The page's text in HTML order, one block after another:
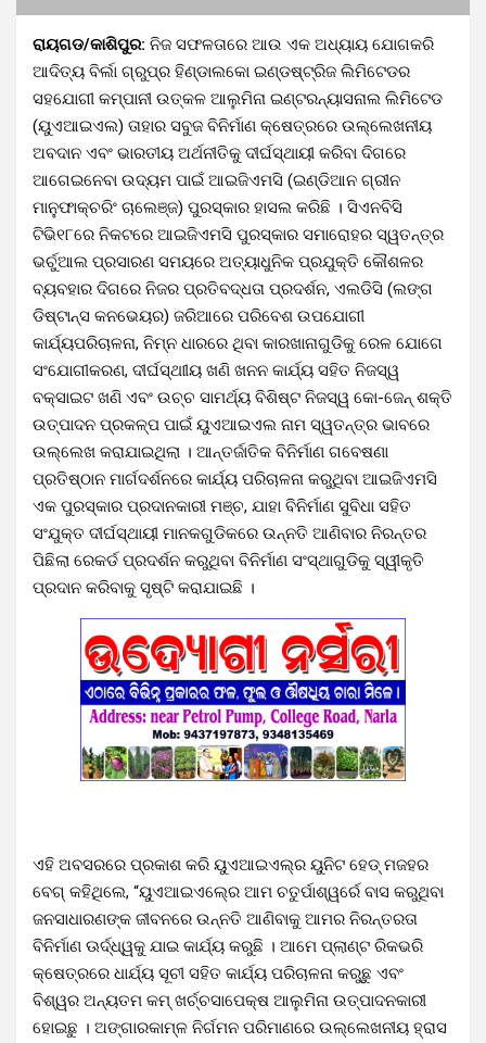
ରାୟଗଡ/କାଶିପୁର: ନିଜ ସଫଳତାରେ ଆଉ ଏକ ଅଧ୍ୟାୟ ଯୋଗକରି
ଆଦିତ୍ୟ ବିର୍ଲା ଗ୍ରୁପ୍‍ର ହିଣ୍ଡାଲକୋ ଇଣ୍ଡଷ୍ଟ୍ରିଜ ଲିମିଟେଡର
ସହଯୋଗୀ କମ୍ପାନୀ ଉତ୍କଳ ଆଲୁମିନା ଇଣ୍ଟରନ୍ୟାସନାଲ ଲିମିଟେଡ
(ୟୁଏଆଇଏଲ) ତାହାର ସବୁଜ ବିନିର୍ମାଣ କ୍ଷେତ୍ରରେ ଉଲ୍ଲେଖନୀୟ
ଅବଦାନ ଏବଂ ଭାରତୀୟ ଅର୍ଥନୀତିକୁ ଦୀର୍ଘସ୍ଥାୟୀ କରିବା ଦିଗରେ
ଆଗେଇନେବା ଉଦ୍ୟମ ପାଇଁ ଆଇଜିଏମସି (ଇଣ୍ଡିଆନ ଗ୍ରୀନ
ମାନୁଫାକ୍‍ଚରିଂ ଚାଲେଞ୍ଜ) ପୁରସ୍କାର ହାସଲ କରିଛି । ସିଏନବିସି
ଟିଭି୧୮ରେ ନିକଟରେ ଆଇଜିଏମସି ପୁରସ୍କାର ସମାରୋହର ସ୍ୱତନ୍ତ୍ର
ଭର୍ଚୁଆଲ ପ୍ରସାରଣ ସମୟରେ ଅତ୍ୟାଧୁନିକ ପ୍ରଯୁକ୍ତି କୌଶଳର
ବ୍ୟବହାର ଦିଗରେ ନିଜର ପ୍ରତିବଦ୍ଧତା ପ୍ରଦର୍ଶନ, ଏଲଡିସି (ଲଙ୍ଗ
ଡିଷ୍ଟାନ୍ସ କନଭେୟର) ଜରିଆରେ ପରିବେଶ ଉପଯୋଗୀ
କାର୍ଯ୍ୟପରିଚାଳନା, ନିମ୍ନ ଧାରରେ ଥିବା କାରଖାନାଗୁଡିକୁ ରେଳ ଯୋଗେ
ସଂଯୋଗୀକରଣ, ଦୀର୍ଘସ୍ଥାୀୟ ଖଣି ଖନନ କାର୍ଯ୍ୟ ସହିତ ନିଜସ୍ୱ
ବକ୍ସାଇଟ ଖଣି ଏବଂ ଉଚ୍ଚ ସାମର୍ଥ୍ୟ ବିଶିଷ୍ଟ ନିଜସ୍ୱ କୋ-ଜେନ୍‍ ଶକ୍ତି
ଉତ୍ପାଦନ ପ୍ରକଳ୍ପ ପାଇଁ ୟୁଏଆଇଏଲ ନାମ ସ୍ୱତନ୍ତ୍ର ଭାବରେ
ଉଲ୍ଲେଖ କରାଯାଇଥିଲା । ଆନ୍ତର୍ଜାତିକ ବିନିର୍ମାଣ ଗବେଷଣା
ପ୍ରତିଷ୍ଠାନ ମାର୍ଗଦର୍ଶନରେ କାର୍ଯ୍ୟ ପରିଚାଳନା କରୁଥିବା ଆଇଜିଏମସି
ଏକ ପୁରସ୍କାର ପ୍ରଦାନକାରୀ ମଞ୍ଚ, ଯାହା ବିନିର୍ମାଣ ସୁବିଧା ସହିତ
ସଂଯୁକ୍ତ ଦୀର୍ଘସ୍ଥାୟୀ ମାନକଗୁଡିକରେ ଉନ୍ନତି ଆଣିବାର ନିରନ୍ତର
ପିଛିଲା ରେକର୍ଡ ପ୍ରଦର୍ଶନ କରୁଥିବା ବିନିର୍ମାଣ ସଂସ୍ଥାଗୁଡିକୁ ସ୍ୱୀକୃତି
ପ୍ରଦାନ କରିବାକୁ ସୃଷ୍ଟି କରାଯାଇଛି ।
ଏହି ଅବସରରେ ପ୍ରକାଶ କରି ୟୁଏଆଇଏଲ୍‍ର ୟୁନିଟ ହେଡ୍‍ ମଜହର
ବେଗ୍‍ କହିଥିଲେ, “ୟୁଏଆଇଏଲ୍‍ରେ ଆମ ଚତୁର୍ପାଶ୍ୱର୍ରେ ବାସ କରୁଥିବା
ଜନସାଧାରଣଙ୍କ ଜୀବନରେ ଉନ୍ନତି ଆଣିବାକୁ ଆମର ନିରନ୍ତରତା
ବିନିର୍ମାଣ ଊର୍ଦ୍ଧ୍ୱକୁ ଯାଇ କାର୍ଯ୍ୟ କରୁଛି । ଆମେ ପ୍ଲାଣ୍ଟ ରିକଭରି
କ୍ଷେତ୍ରରେ ଧାର୍ଯ୍ୟ ସୂଚୀ ସହିତ କାର୍ଯ୍ୟ ପରିଚାଳନା କରୁଛୁ ଏବଂ
ବିଶ୍ୱର ଅନ୍ୟତମ କମ୍‍ ଖର୍ଚ୍ଚସାପେକ୍ଷ ଆଲୁମିନା ଉତ୍ପାଦନକାରୀ
ହୋଇଛୁ । ଅଙ୍ଗାରକାମ୍ଳ ନିର୍ଗମନ ପରିମାଣରେ ଉଲ୍ଲେଖନୀୟ ହ୍ରାସ